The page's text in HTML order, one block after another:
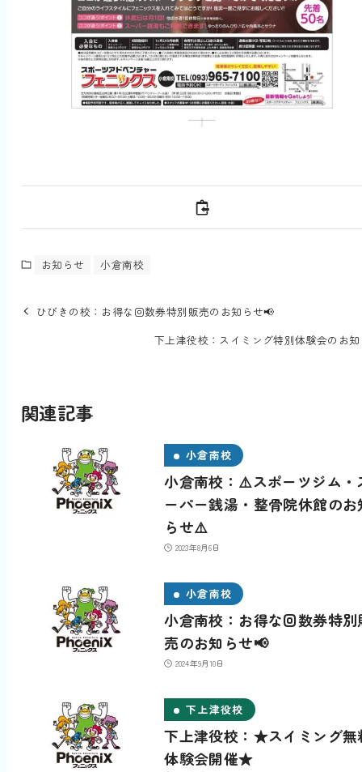
お知らせ 小倉南校
ひびきの校：お得な回数券特別販売のお知らせ📢
下上津役校：スイミング特別体験会のお
関連記事
小倉南校
小倉南校：⚠️スポーツジム・
ーパー銭湯・整骨院休館のお
らせ⚠️
2023年8月6日
小倉南校
小倉南校：お得な回数券特別
売のお知らせ📢
2024年9月10日
下上津役校
下上津役校：★スイミング無
体験会開催★